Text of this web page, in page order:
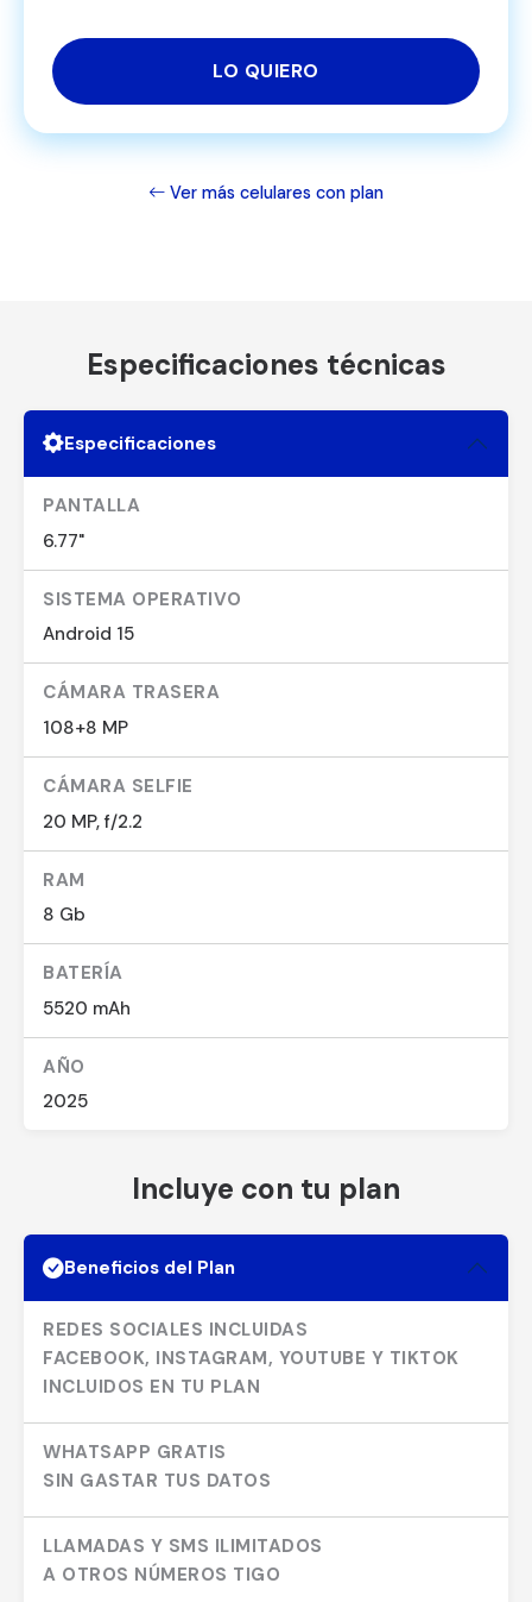
LO QUIERO
Ver más celulares con plan
Especificaciones técnicas
Especificaciones
PANTALLA
6.77"
SISTEMA OPERATIVO
Android 15
CÁMARA TRASERA
108+8 MP
CÁMARA SELFIE
20 MP, f/2.2
RAM
8 Gb
BATERÍA
5520 mAh
AÑO
2025
Incluye con tu plan
Beneficios del Plan
REDES SOCIALES INCLUIDAS
FACEBOOK, INSTAGRAM, YOUTUBE Y TIKTOK
INCLUIDOS EN TU PLAN
WHATSAPP GRATIS
SIN GASTAR TUS DATOS
LLAMADAS Y SMS ILIMITADOS
A OTROS NÚMEROS TIGO